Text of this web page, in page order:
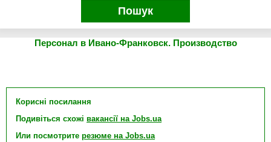
Пошук
Персонал в Ивано-Франковск. Производство
Корисні посилання
Подивіться схожі вакансії на Jobs.ua
Или посмотрите резюме на Jobs.ua